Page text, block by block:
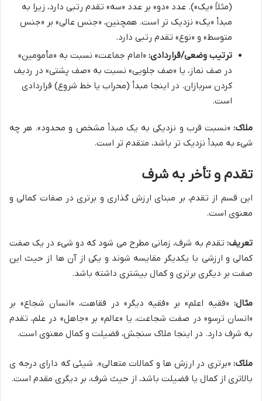
(مثلاً «یک»). عدد «دو» بر عدد «سه» تقدم رتبی دارد، زیرا به
مبدأ «یک» نزدیک تر است. همچنین، «جنس عالی» بر «جنس
متوسط» و «نوع» تقدم رتبی دارد.
ترتیب وضعی/قراردادی: «امام جماعت» نسبت به «مأمومین»
در صف نماز، یا «صف جلویی» نسبت به «صف پشتی» در ردیف
کردن سربازان. در اینجا مبدأ (محراب یا خط شروع) قراردادی
است.
ملاک: «نسبت قرب و نزدیکی به یک مبدأ مشخص و محدود». هر چه
شیء به مبدأ نزدیک تر باشد، متقدم تر است.
تقدم و تأخر به شرف
این قسم از تقدم، بر مبنای ارزش گذاری و برتری در صفات کمالی و
معنوی است.
تعریف: تقدم به شرف، زمانی مطرح می شود که دو شیء در یک صفت
کمالی و ارزشی با یکدیگر مقایسه شوند و یکی از آن ها از حیث این
صفت بر دیگری برتری و کمال بیشتری داشته باشد.
مثال: «فقیه اعلم» بر «فقیه دیگر» در فقاهت، «انسان شجاع» بر
«انسان ترسو» در صفت شجاعت، یا «عالم» بر «جاهل» در علم، تقدم
به شرف دارد. در اینجا ملاک سنجش، فضیلت و کمال معنوی است.
ملاک: «برتری در ارزش ها و کمالات متعالی». شیئی که دارای درجه ی
بالاتری از کمال یا فضیلت باشد، از حیث شرف، بر دیگری مقدم است.